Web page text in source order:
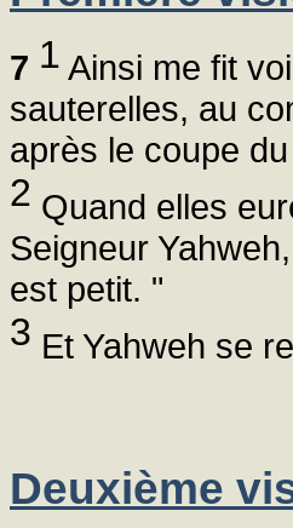
7 1 Ainsi me fit
sauterelles, au
après le coupe
2 Quand elles
Seigneur
est petit. "
3 Et Yahweh se
Deuxième